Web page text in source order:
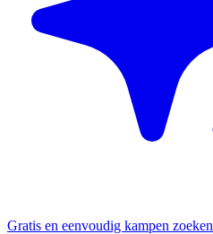
Gratis en eenvoudig kampen zoeken